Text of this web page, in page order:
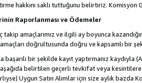
hakkını saklı tuttuğunu belirtiriz. Komisyon
Raporlanması ve Ödemeler
takip amaçlarımız ve ilgili ay boyunca
doğrultusunda doğru ve kapsamlı bir
başarılı bir şekilde kayıt yaptırmanız
belirtilen geçerli tevkifat veya
Uygun Satın Alımlar için size aylık